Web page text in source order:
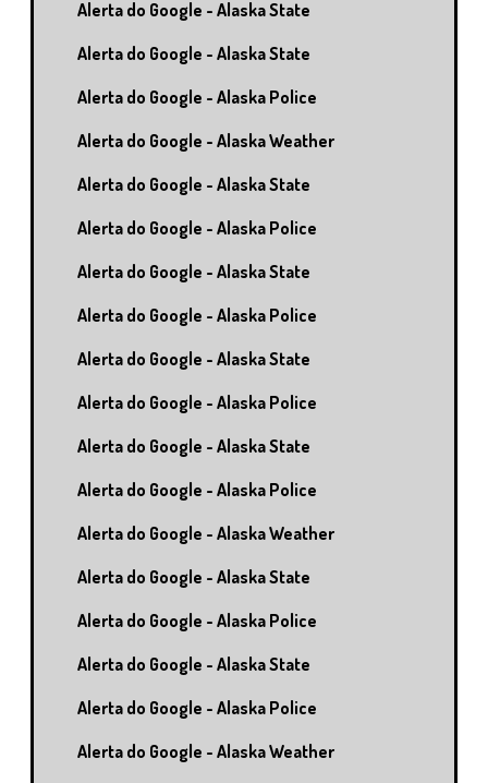
Alerta do Google - Alaska State
Alerta do Google - Alaska State
Alerta do Google - Alaska Police
Alerta do Google - Alaska Weather
Alerta do Google - Alaska State
Alerta do Google - Alaska Police
Alerta do Google - Alaska State
Alerta do Google - Alaska Police
Alerta do Google - Alaska State
Alerta do Google - Alaska Police
Alerta do Google - Alaska State
Alerta do Google - Alaska Police
Alerta do Google - Alaska Weather
Alerta do Google - Alaska State
Alerta do Google - Alaska Police
Alerta do Google - Alaska State
Alerta do Google - Alaska Police
Alerta do Google - Alaska Weather